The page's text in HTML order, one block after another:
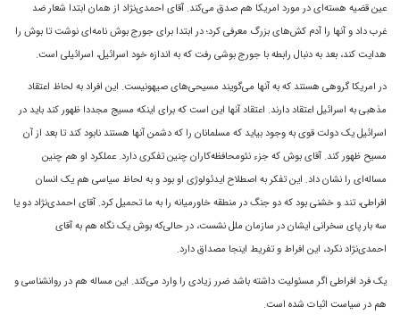
عين قضيه هسته‌اى در مورد امريکا هم صدق می‌کند. آقای احمدی‌نژاد از همان ابتدا شعار ضد
غرب داد و آنها را آدم کش‌هاى بزرگ معرفى کرد؛ در ابتدا براى جورج بوش نامه‌اى نوشت تا بوش را
هدايت کند، بعد به دنبال رابطه با جورج بوشى رفت که به اندازه خود اسرائيل، اسرائيلى است.
در امريکا گروهى هستند که به آنها مى‌گويند مسيحى‌هاى صيهونيست. اين افراد به لحاظ اعتقاد
مذهبى به اسرائيل اعتقاد دارند. اعتقاد آنها اين است که براى اينکه مسيج مجددا ظهور کند بايد در
اسرائيل يک دولت قوى به وجود بيايد که مسلمانان را که دشمن آنها هستند نابود کند تا بعد از آن
مسيح ظهور کند. آقای بوش که جزء نئومحافظه‌کاران چنين تفکرى دارد. عملکرد او هم چنين
مساله‌اى را نشان داد. اين تفکر به اصطلاح ایدئولوژی او بود و به لحاظ سياسى هم يک انسان
افراطى، تند و خشنى بود که دو جنگ در منطقه خاورميانه را به ما تحميل کرد. آقای احمدی‌نژاد دو يا
سه بار پای سخرانى ايشان در سازمان ملل نشست، در حالى‌که بوش يک نگاه هم به آقای
احمدی‌نژاد نکرد، اين افراط و تفريط اينجا مصداق دارد.
یک فرد افراطی اگر مسئولیت داشته باشد ضرر زیادی را وارد می‌کند. این مساله هم در روانشناسى و
هم در سياست اثبات شده است.